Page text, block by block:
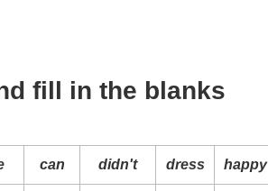
fill in the blanks
can didn't dress happy